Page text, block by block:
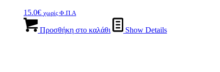
15.0€ χωρίς Φ.Π.Α
Προσθήκη στο καλάθι Show Details